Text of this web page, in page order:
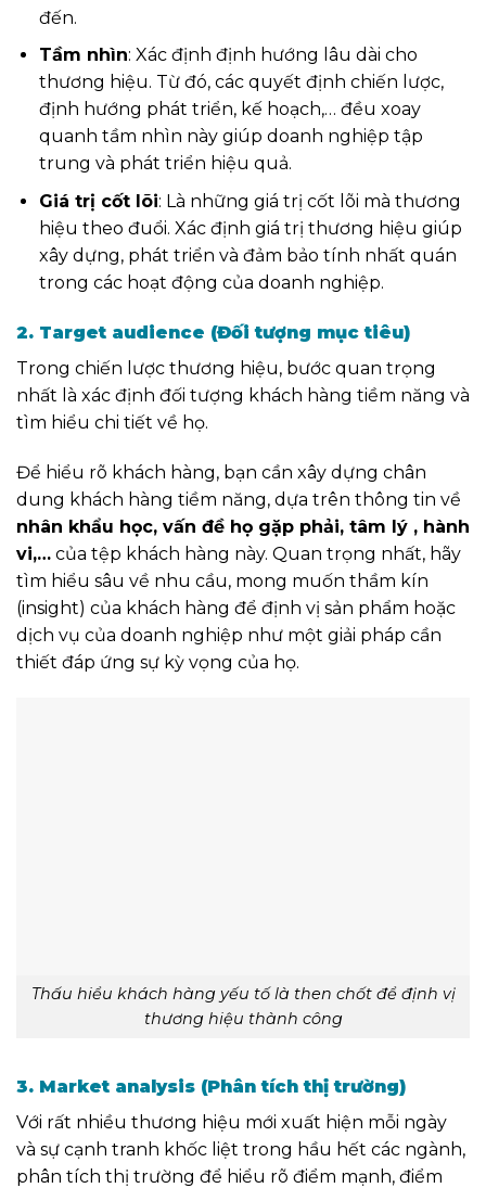
đến.
Tầm nhìn: Xác định định hướng lâu dài cho
thương hiệu. Từ đó, các quyết định chiến lược,
định hướng phát triển, kế hoạch,… đều xoay
quanh tầm nhìn này giúp doanh nghiệp tập
trung và phát triển hiệu quả.
Giá trị cốt lõi: Là những giá trị cốt lõi mà thương
hiệu theo đuổi. Xác định giá trị thương hiệu giúp
xây dựng, phát triển và đảm bảo tính nhất quán
trong các hoạt động của doanh nghiệp.
2. Target audience (Đối tượng mục tiêu)
Trong chiến lược thương hiệu, bước quan trọng
nhất là xác định đối tượng khách hàng tiềm năng và
tìm hiểu chi tiết về họ.
Để hiểu rõ khách hàng, bạn cần xây dựng chân
dung khách hàng tiềm năng, dựa trên thông tin về
nhân khẩu học, vấn đề họ gặp phải, tâm lý , hành
vi,… của tệp khách hàng này. Quan trọng nhất, hãy
tìm hiểu sâu về nhu cầu, mong muốn thầm kín
(insight) của khách hàng để định vị sản phẩm hoặc
dịch vụ của doanh nghiệp như một giải pháp cần
thiết đáp ứng sự kỳ vọng của họ.
Thấu hiểu khách hàng yếu tố là then chốt để định vị
thương hiệu thành công
3. Market analysis (Phân tích thị trường)
Với rất nhiều thương hiệu mới xuất hiện mỗi ngày
và sự cạnh tranh khốc liệt trong hầu hết các ngành,
phân tích thị trường để hiểu rõ điểm mạnh, điểm